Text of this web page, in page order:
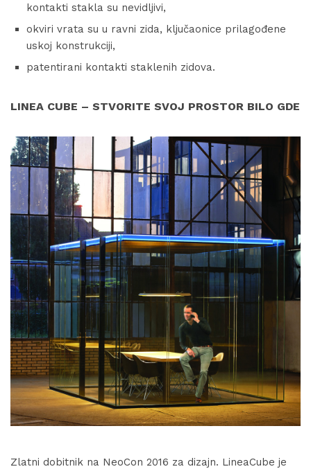
kontakti stakla su nevidljivi,
okviri vrata su u ravni zida, ključaonice prilagođene
uskoj konstrukciji,
patentirani kontakti staklenih zidova.
LINEA CUBE – STVORITE SVOJ PROSTOR BILO GDE
Zlatni dobitnik na NeoCon 2016 za dizajn. LineaCube je